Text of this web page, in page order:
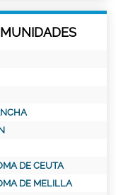
DE CEUTA
DE MELILLA